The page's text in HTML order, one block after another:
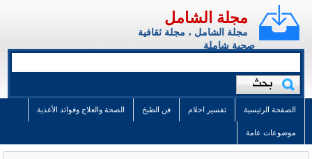
مجلة الشامل
مجلة الشامل ، مجلة ثقافية
صحية شاملة
الصفحة الرئيسية تفسير احلام فن الطبخ الصحة والعلاج وفوائد الأغذية
موضوعات عامة